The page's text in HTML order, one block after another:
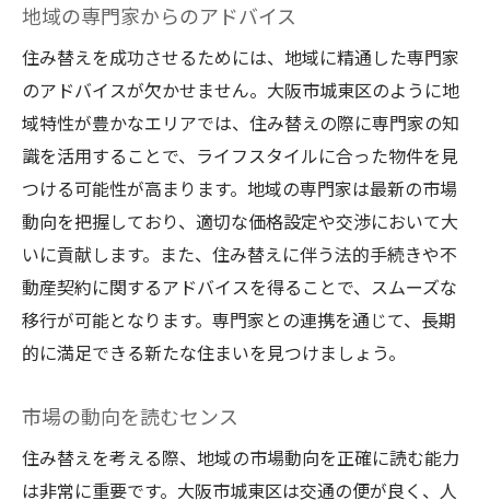
地域の専門家からのアドバイス
住み替えを成功させるためには、地域に精通した専門家
のアドバイスが欠かせません。大阪市城東区のように地
域特性が豊かなエリアでは、住み替えの際に専門家の知
識を活用することで、ライフスタイルに合った物件を見
つける可能性が高まります。地域の専門家は最新の市場
動向を把握しており、適切な価格設定や交渉において大
いに貢献します。また、住み替えに伴う法的手続きや不
動産契約に関するアドバイスを得ることで、スムーズな
移行が可能となります。専門家との連携を通じて、長期
的に満足できる新たな住まいを見つけましょう。
市場の動向を読むセンス
住み替えを考える際、地域の市場動向を正確に読む能力
は非常に重要です。大阪市城東区は交通の便が良く、人